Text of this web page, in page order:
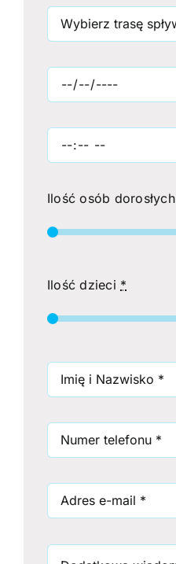
Ilość osób dorosłych
Ilość dzieci *